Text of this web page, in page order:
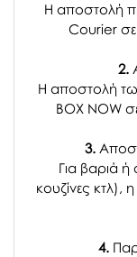
Η αποστολή
Courier
2.
Η αποστολή
BOX NOW
3.
Για βαριά
κουζίνες κτλ),
4.